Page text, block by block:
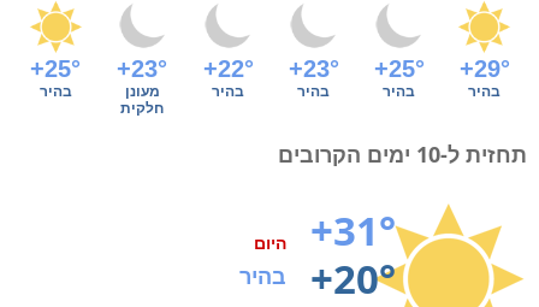
+29°
+25°
+23°
+22°
+23°
+25°
בהיר בהיר בהיר בהיר
מעונן
חלקית
בהיר
תחזית ל-10 ימים הקרובים
+31°
+20°
היום
בהיר